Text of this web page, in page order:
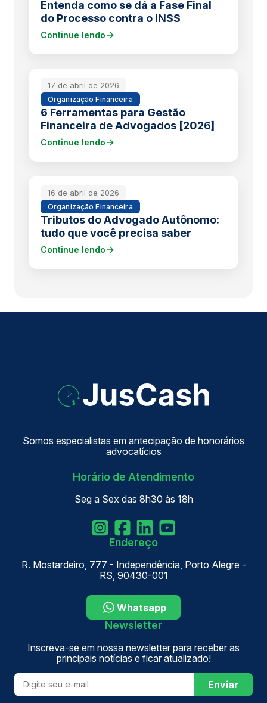
Entenda como se dá a Fase Final
do Processo contra o INSS
Continue lendo
17 de abril de 2026
Organização Financeira
6 Ferramentas para Gestão
Financeira de Advogados [2026]
Continue lendo
16 de abril de 2026
Organização Financeira
Tributos do Advogado Autônomo:
tudo que você precisa saber
Continue lendo
Somos especialistas em antecipação de honorários
advocatícios
Horário de Atendimento
Seg a Sex das 8h30 às 18h
Endereço
R. Mostardeiro, 777 - Independência, Porto Alegre -
RS, 90430-001
Whatsapp
Newsletter
Inscreva-se em nossa newsletter para receber as
principais notícias e ficar atualizado!
Enviar